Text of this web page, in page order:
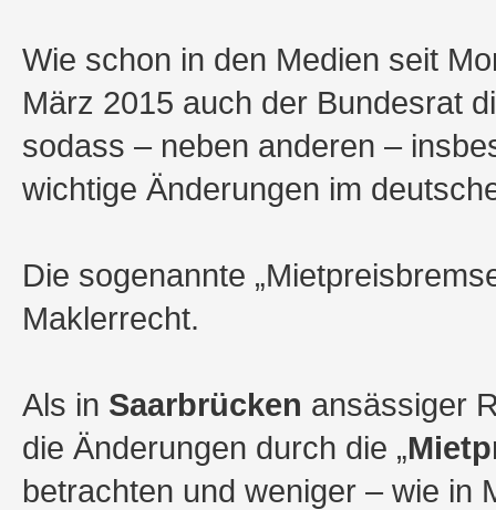
Wie schon in den Medien seit
März 2015 auch der Bundesrat
sodass – neben anderen –
wichtige Änderungen im
Die sogenannte
Maklerrecht.
Als in Saarbrücken ansässiger
die Änderungen durch die „
betrachten und weniger – wie in